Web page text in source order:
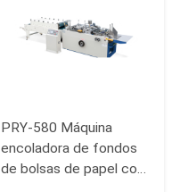
PRY-580 Máquina
encoladora de fondos
de bolsas de papel con